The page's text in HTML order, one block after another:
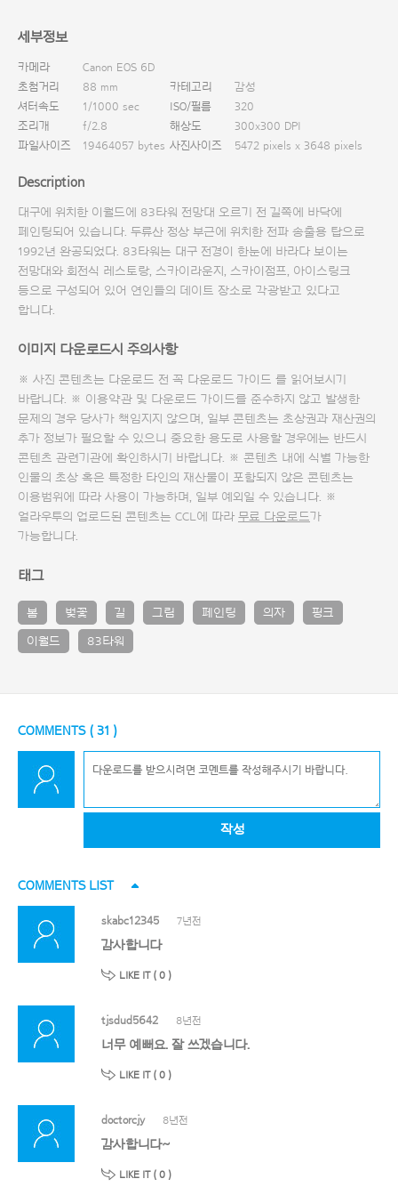
세부정보
카메라
Canon EOS 6D
초첨거리
88 mm 카테고리
감성
셔터속도
1/1000 sec ISO/필름
320
조리개
f/2.8 해상도
300x300 DPI
파일사이즈
19464057 bytes 사진사이즈 5472 pixels x 3648 pixels
Description
대구에 위치한 이월드에 83타워 전망대 오르기 전 길쪽에 바닥에
페인팅되어 있습니다. 두류산 정상 부근에 위치한 전파 송출용 탑으로
1992년 완공되었다. 83타워는 대구 전경이 한눈에 바라다 보이는
전망대와 회전식 레스토랑, 스카이라운지, 스카이점프, 아이스링크
등으로 구성되어 있어 연인들의 데이트 장소로 각광받고 있다고
합니다.
이미지 다운로드시 주의사항
※ 사진 콘텐츠는 다운로드 전 꼭 다운로드 가이드 를 읽어보시기
바랍니다. ※ 이용약관 및 다운로드 가이드를 준수하지 않고 발생한
문제의 경우 당사가 책임지지 않으며, 일부 콘텐츠는 초상권과 재산권의
추가 정보가 필요할 수 있으니 중요한 용도로 사용할 경우에는 반드시
콘텐츠 관련기관에 확인하시기 바랍니다. ※ 콘텐츠 내에 식별 가능한
인물의 초상 혹은 특정한 타인의 재산물이 포함되지 않은 콘텐츠는
이용범위에 따라 사용이 가능하며, 일부 예외일 수 있습니다. ※
얼라우투의 업로드된 콘텐츠는 CCL에 따라 무료 다운로드가
가능합니다.
태그
봄 벚꽃 길 그림 페인팅 의자 핑크
이월드 83타워
COMMENTS ( 31 )
작성
COMMENTS LIST
skabc12345 7년전
감사합니다
LIKE IT ( 0 )
tjsdud5642 8년전
너무 예뻐요. 잘 쓰겠습니다.
LIKE IT ( 0 )
doctorcjy 8년전
감사합니다~
LIKE IT ( 0 )